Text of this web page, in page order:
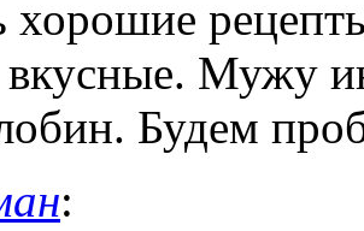
хорошие
вкусные. Мужу
Будем
: